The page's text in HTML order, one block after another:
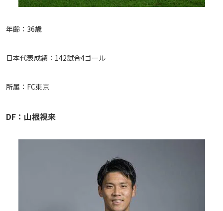
年齢：36歳
日本代表成績：142試合4ゴール
所属：FC東京
DF：山根視来